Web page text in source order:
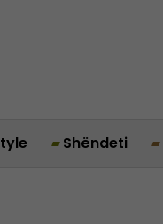
Shëndeti